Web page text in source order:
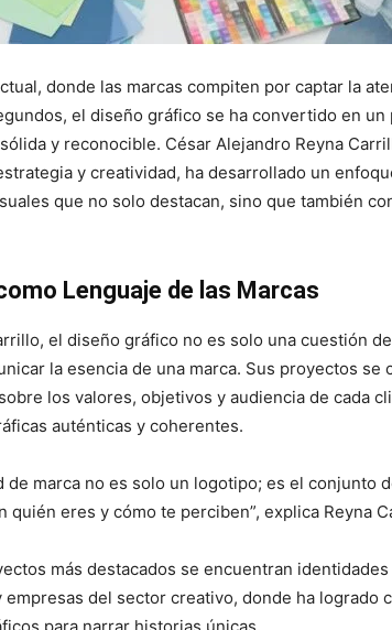
donde las marcas compiten por captar la
el diseño gráfico se ha convertido en
y reconocible. César Alejandro Reyna
y creatividad, ha desarrollado un
que no solo destacan, sino que también
Lenguaje de las Marcas
el diseño gráfico no es solo una cuestión
la esencia de una marca. Sus proyectos
los valores, objetivos y audiencia de cada
auténticas y coherentes.
de marca no es solo un logotipo; es el conjunto
quién eres y cómo te perciben”, explica Reyna
más destacados se encuentran
empresas del sector creativo, donde ha logrado